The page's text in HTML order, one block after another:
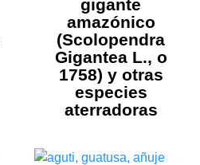
gigante
amazónico
(Scolopendra
Gigantea L., o
1758) y otras
especies
aterradoras